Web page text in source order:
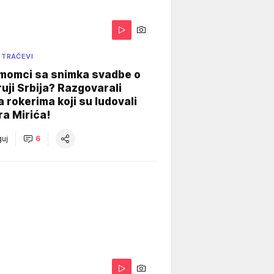
sa snimka svadbe o
Srbija? Razgovarali
rokerima koji su ludovali
Mirića!
6